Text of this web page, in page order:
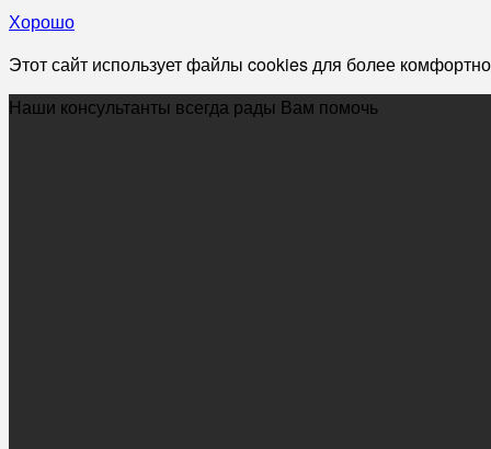
Хорошо
Этот сайт использует файлы cookies для более
Наши консультанты всегда рады Вам помочь